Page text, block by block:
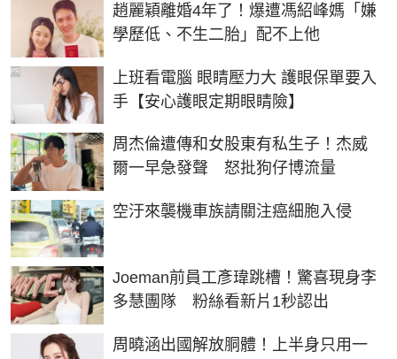
趙麗穎離婚4年了！爆遭馮紹峰媽「嫌
學歷低、不生二胎」配不上他
上班看電腦 眼睛壓力大 護眼保單要入
手【安心護眼定期眼睛險】
PR
周杰倫遭傳和女股東有私生子！杰威
爾一早急發聲 怒批狗仔博流量
空汙來襲機車族請關注癌細胞入侵
PR
Joeman前員工彥瑋跳槽！驚喜現身李
多慧團隊 粉絲看新片1秒認出
周曉涵出國解放胴體！上半身只用一